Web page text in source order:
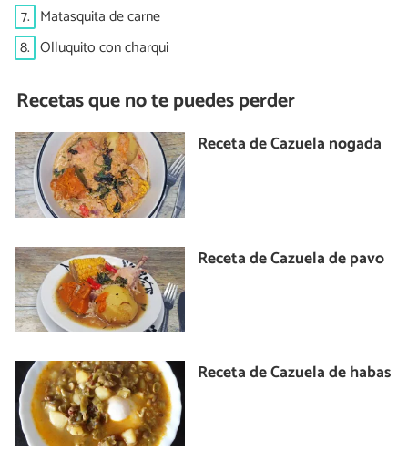
7. Matasquita de carne
8. Olluquito con charqui
Recetas que no te puedes perder
Receta de Cazuela nogada
Receta de Cazuela de pavo
Receta de Cazuela de habas